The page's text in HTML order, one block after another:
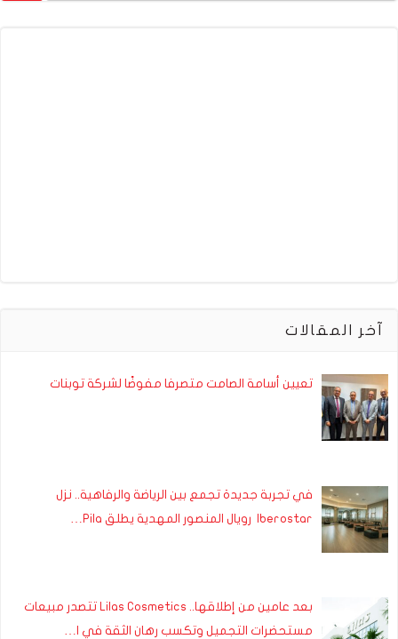
آخر المقالات
تعيين أسامة الصامت متصرفا مفوضًا لشركة توبنات
في تجربة جديدة تجمع بين الرياضة والرفاهية.. نزل
Iberostar رويال المنصور المهدية يطلق Pila…
بعد عامين من إطلاقها.. Lilas Cosmetics تتصدر مبيعات
مستحضرات التجميل وتكسب رهان الثقة في ا…